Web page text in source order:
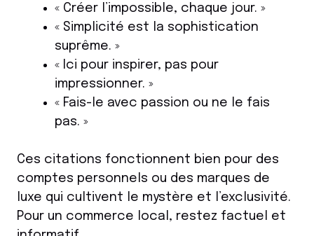
« Créer l’impossible, chaque jour. »
« Simplicité est la sophistication
suprême. »
« Ici pour inspirer, pas pour
impressionner. »
« Fais-le avec passion ou ne le fais
pas. »
Ces citations fonctionnent bien pour des
comptes personnels ou des marques de
luxe qui cultivent le mystère et l’exclusivité.
Pour un commerce local, restez factuel et